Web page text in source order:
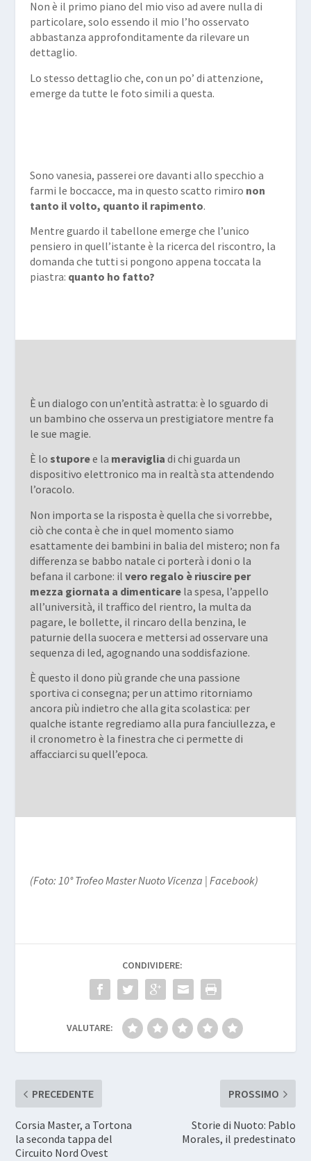
Non è il primo piano del mio viso ad avere nulla di
particolare, solo essendo il mio l’ho osservato
abbastanza approfonditamente da rilevare un
dettaglio.
Lo stesso dettaglio che, con un po’ di attenzione,
emerge da tutte le foto simili a questa.
Sono vanesia, passerei ore davanti allo specchio a
farmi le boccacce, ma in questo scatto rimiro non
tanto il volto, quanto il rapimento.
Mentre guardo il tabellone emerge che l’unico
pensiero in quell’istante è la ricerca del riscontro, la
domanda che tutti si pongono appena toccata la
piastra: quanto ho fatto?
È un dialogo con un’entità astratta: è lo sguardo di
un bambino che osserva un prestigiatore mentre fa
le sue magie.
È lo stuporee la meraviglia di chi guarda un
dispositivo elettronico ma in realtà sta attendendo
l’oracolo.
Non importa se la risposta è quella che si vorrebbe,
ciò che conta è che in quel momento siamo
esattamente dei bambini in balia del mistero; non fa
differenza se babbo natale ci porterà i doni o la
befana il carbone: il vero regalo è riuscire per
mezza giornata a dimenticarela spesa, l’appello
all’università, il traffico del rientro, la multa da
pagare, le bollette, il rincaro della benzina, le
paturnie della suocera e mettersi ad osservare una
sequenza di led, agognando una soddisfazione.
È questo il dono più grande che una passione
sportiva ci consegna; per un attimo ritorniamo
ancora più indietro che alla gita scolastica: per
qualche istante regrediamo alla pura fanciullezza, e
il cronometro è la finestra che ci permette di
affacciarci su quell’epoca.
(Foto: 10° Trofeo Master Nuoto Vicenza | Facebook)
CONDIVIDERE:
VALUTARE:
PRECEDENTE
Corsia Master, a Tortona
la seconda tappa del
Circuito Nord Ovest
PROSSIMO
Storie di Nuoto: Pablo
Morales, il predestinato